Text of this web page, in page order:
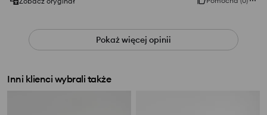
Pokaż więcej opinii
Inni klienci wybrali także